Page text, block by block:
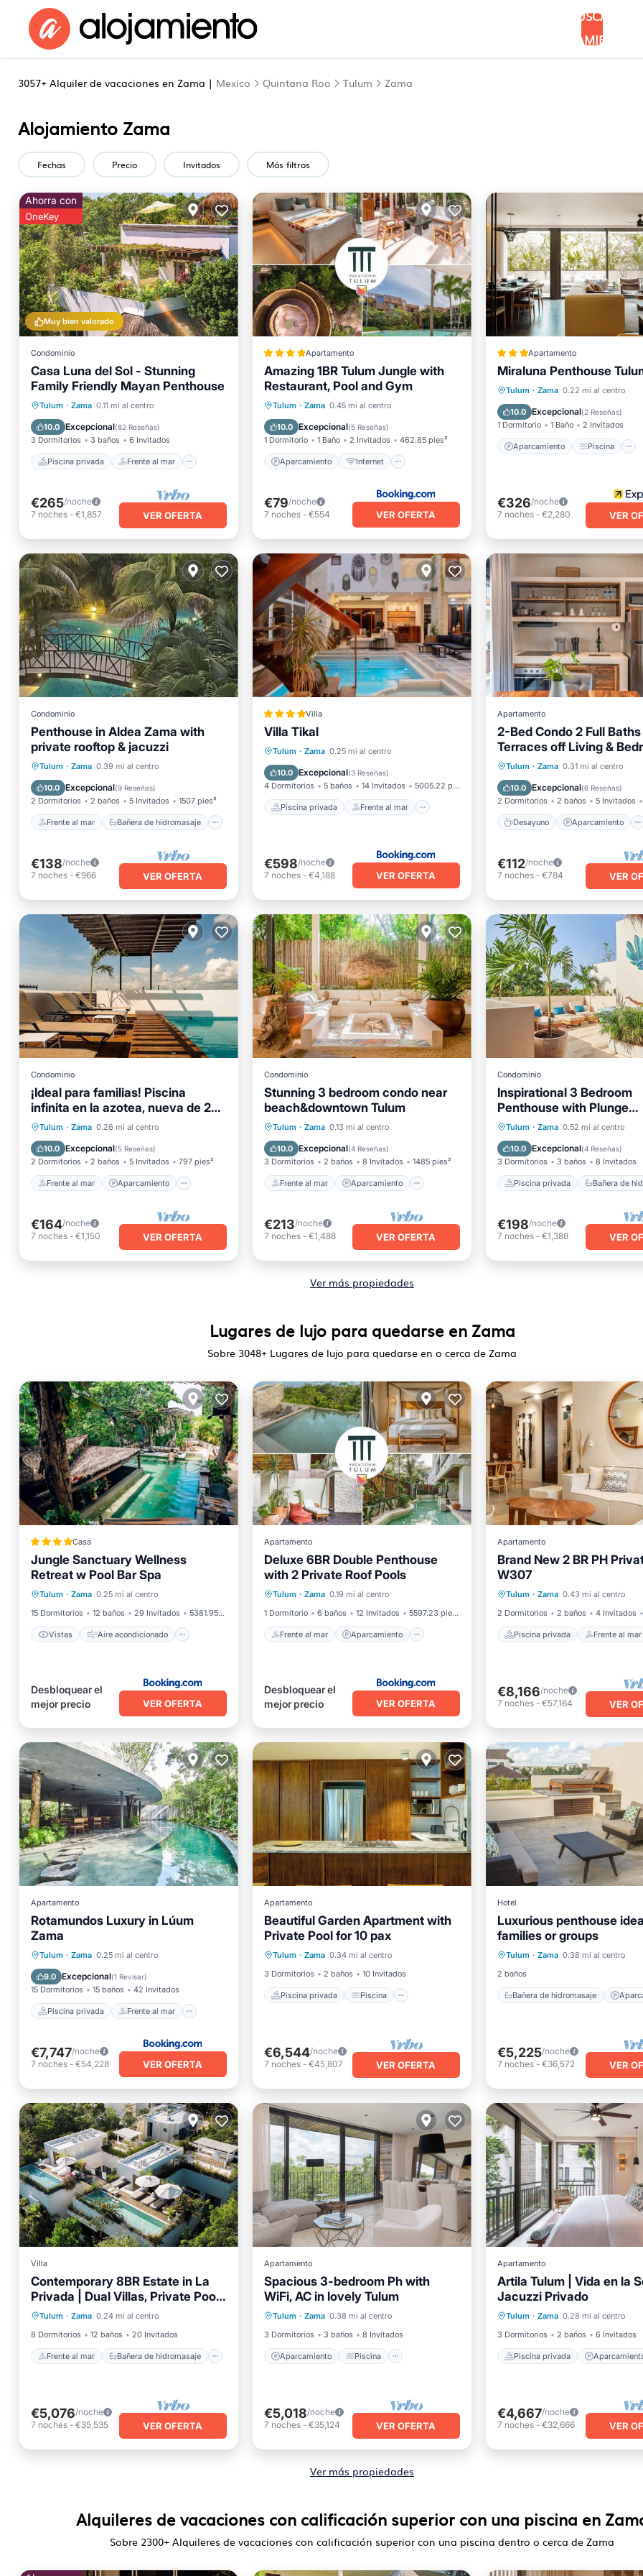
BUSCAR
ALOJAMIENTOS
3057+ Alquiler de vacaciones en Zama | Mexico Quintana Roo Tulum Zama
Alojamiento Zama
Fechas Precio Invitados Más filtros
Muy bien valorado
Ahorra con
OneKey
Condominio
Casa Luna del Sol - Stunning
Family Friendly Mayan Penthouse
Tulum · Zama 0.11 mi al centro
10.0 Excepcional(82 Reseñas)
3 Dormitorios 3 baños 6 Invitados
Piscina privada Frente al mar
Piscina privada
Frente al mar
Aparcamiento
Piscina
€265/noche
7 noches - €1,857 VER OFERTA
Apartamento
Amazing 1BR Tulum Jungle with
Restaurant, Pool and Gym
Tulum · Zama 0.45 mi al centro
10.0 Excepcional(5 Reseñas)
1 Dormitorio 1 Baño 2 Invitados 462.85 pies²
Aparcamiento Internet
Aparcamiento
Internet
Apto para niños
Seguridad/Protección
€79/noche
7 noches- €554 VER OFERTA
Apartamento
Miraluna Penthouse
Tulum · Zama 0.22 mi al centro
10.0 Excepcional(2 Reseñas)
1 Dormitorio 1 Baño 2 Invitados
Aparcamiento Piscina
Aparcamiento
Piscina
Balcón/Terraza
Aire acondicionado
€326/noche
7 noches- €2,280 VER
Condominio
Penthouse in Aldea Zama with
private rooftop & jacuzzi
Tulum · Zama 0.39 mi al centro
10.0 Excepcional(9 Reseñas)
2 Dormitorios 2 baños 5 Invitados 1507 pies²
Frente al mar Bañera de hidromasaje
Frente al mar
Bañera de hidromasaje
Aparcamiento
Piscina
€138/noche
7 noches - €966 VER OFERTA
Villa
Villa Tikal
Tulum · Zama 0.25 mi al centro
10.0 Excepcional(3 Reseñas)
4 Dormitorios 5 baños 14 Invitados 5005.22 pies²
Piscina privada Frente al mar
Piscina privada
Frente al mar
Bañera de hidromasaje
€598/noche
7 noches- €4,188 VER OFERTA
Apartamento
2-Bed Condo 2 Full Baths
Terraces off Living &
Tulum · Zama 0.31 mi al centro
10.0 Excepcional(6 Reseñas)
2 Dormitorios 2 baños 5 Invitados
Desayuno Aparcamiento
Desayuno
Aparcamiento
Balcón/Terraza
Cocina
€112/noche
7 noches- €784 VER
Condominio
¡Ideal para familias! Piscina
infinita en la azotea, nueva de 2
habitaciones, 2. 5 baños cerca de
todo
Tulum · Zama 0.26 mi al centro
10.0 Excepcional(5 Reseñas)
2 Dormitorios 2 baños 5 Invitados 797 pies²
Frente al mar Aparcamiento
Frente al mar
Aparcamiento
Piscina
Vista al mar
€164/noche
7 noches - €1,150 VER OFERTA
Condominio
Stunning 3 bedroom condo near
beach&downtown Tulum
Tulum · Zama 0.13 mi al centro
10.0 Excepcional(4 Reseñas)
3 Dormitorios 2 baños 8 Invitados 1485 pies²
Frente al mar Aparcamiento
Frente al mar
Aparcamiento
Piscina
Vista al mar
€213/noche
7 noches- €1,488 VER OFERTA
Condominio
Inspirational 3 Bedroom
Penthouse with Plunge
Pool,walkable to
Tulum · Zama 0.52 mi al centro
10.0 Excepcional(4 Reseñas)
3 Dormitorios 3 baños 8 Invitados
Piscina privada
Piscina privada
Bañera de hidromasaje
Aparcamiento
Piscina
€198/noche
7 noches- €1,388 VER
Ver más propiedades
Lugares de lujo para quedarse en Zama
Sobre 3048+ Lugares de lujo para quedarse en o cerca de Zama
Casa
Jungle Sanctuary Wellness
Retreat w Pool Bar Spa
Tulum · Zama 0.25 mi al centro
15 Dormitorios
12 baños 29 Invitados 5381.95 pies²
Vistas Aire acondicionado
Vistas
Aire acondicionado
Internet
Apto para niños
Desbloquear el
mejor precio
VER OFERTA
Apartamento
Deluxe 6BR Double Penthouse
with 2 Private Roof Pools
Tulum · Zama 0.19 mi al centro
1 Dormitorio
6 baños 12 Invitados 5597.23 pies²
Frente al mar Aparcamiento
Frente al mar
Aparcamiento
Piscina
Vista al mar
Desbloquear el
mejor precio
VER OFERTA
Apartamento
Brand New 2 BR PH
W307
Tulum · Zama 0.43 mi al centro
2 Dormitorios
2 baños 4 Invitados
Piscina privada Frente al mar
Piscina privada
Piscina
Vista al mar
€8,166/noche
7 noches- €57,164 VER
Apartamento
Rotamundos Luxury in Lúum
Zama
Tulum · Zama 0.25 mi al centro
9.0 Excepcional(1 Revisar)
15 Dormitorios 15 baños 42 Invitados
Piscina privada Frente al mar
Piscina privada
Frente al mar
Aparcamiento
Piscina
€7,747/noche
7 noches - €54,228 VER OFERTA
Apartamento
Beautiful Garden Apartment with
Private Pool for 10 pax
Tulum · Zama 0.34 mi al centro
3 Dormitorios
2 baños 10 Invitados
Piscina privada Piscina
Piscina privada
Piscina
Aire acondicionado
Internet
€6,544/noche
7 noches- €45,807 VER OFERTA
Hotel
Luxurious penthouse
families or groups
Tulum · Zama 0.38 mi al centro
2 baños
Bañera de hidromasaje
Bañera de hidromasaje
Aparcamiento
Piscina
€5,225/noche
7 noches- €36,572 VER
Villa
Contemporary 8BR Estate in La
Privada | Dual Villas, Private Pools
& Beach Access
Tulum · Zama 0.24 mi al centro
8 Dormitorios
12 baños 20 Invitados
Frente al mar Bañera de hidromasaje
Frente al mar
Bañera de hidromasaje
Aparcamiento
Piscina
€5,076/noche
7 noches - €35,535 VER OFERTA
Apartamento
Spacious 3-bedroom Ph with
WiFi, AC in lovely Tulum
Tulum · Zama 0.38 mi al centro
3 Dormitorios
3 baños 8 Invitados
Aparcamiento Piscina
Aparcamiento
Piscina
Vista al mar
Balcón/Terraza
€5,018/noche
7 noches- €35,124 VER OFERTA
Apartamento
Artila Tulum | Vida en la
Jacuzzi Privado
Tulum · Zama 0.28 mi al centro
3 Dormitorios
2 baños 6 Invitados
Piscina privada
Piscina privada
Piscina
Cocina
€4,667/noche
7 noches- €32,666 VER
Ver más propiedades
Alquileres de vacaciones con calificación superior con una piscina en
Sobre 2300+ Alquileres de vacaciones con calificación superior con una piscina dentro o cerca de Zama